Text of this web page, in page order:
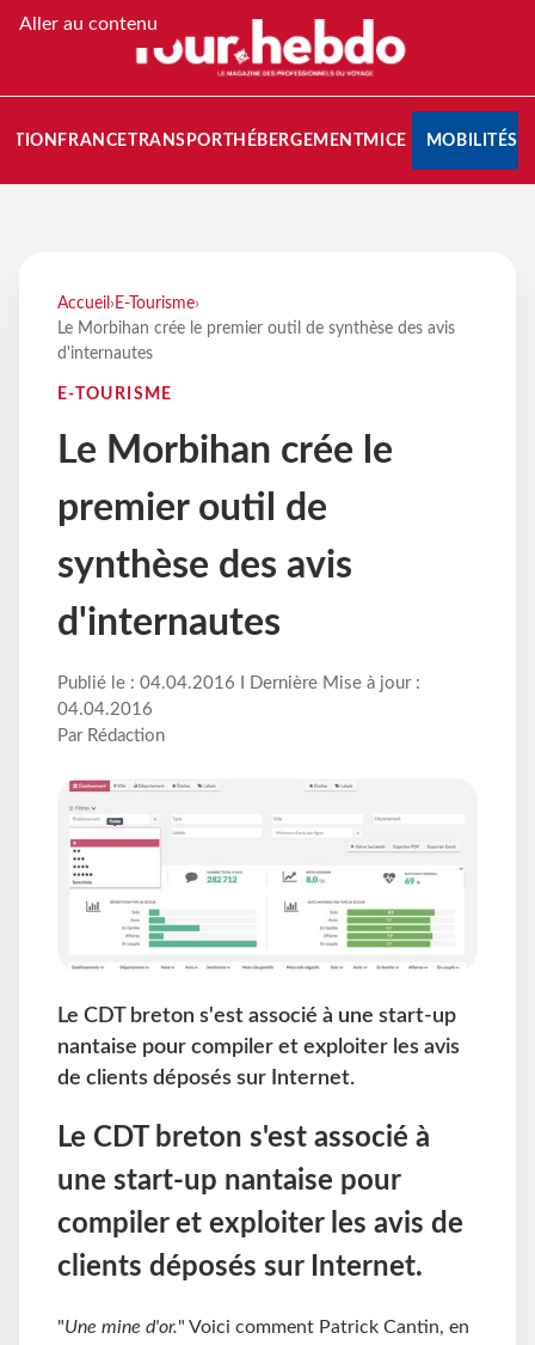
Aller au contenu
FRANCETRANSPORT HÉBERGEMENTMICE MOBILITÉS
Accueil › E-Tourisme›
Le Morbihan crée le premier outil de synthèse des avis
d'internautes
E-TOURISME
Le Morbihan crée le
premier outil de
synthèse des avis
d'internautes
Publié le : 04.04.2016 I Dernière Mise à jour :
04.04.2016
Par Rédaction
Le CDT breton s'est associé à une start-up
nantaise pour compiler et exploiter les avis
de clients déposés sur Internet.
Le CDT breton s'est associé à
une start-up nantaise pour
compiler et exploiter les avis de
clients déposés sur Internet.
"Une mine d'or." Voici comment Patrick Cantin, en